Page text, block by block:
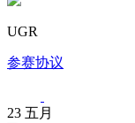
UGR
参赛协议
23 五月